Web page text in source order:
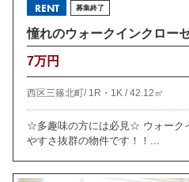
RENT 募集終了
憧れのウォークインクロー
7万円
西区三篠北町/ 1R・1K /42.12㎡
☆多趣味の方には必見☆ ウォーク
やすさ抜群の物件です！！...